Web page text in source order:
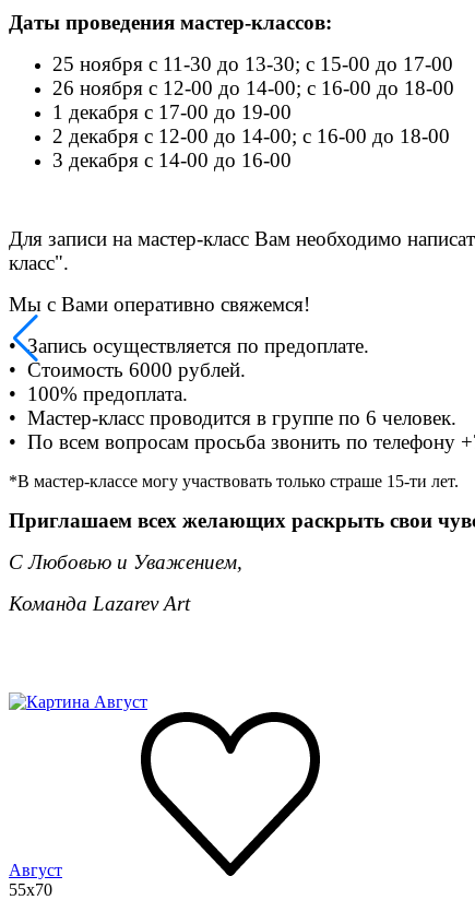
Даты проведения мастер-классов:
25 ноября с 11-30 до 13-30; с 15-00 до 17-00
26 ноября с 12-00 до 14-00; с 16-00 до 18-00
1 декабря с 17-00 до 19-00
2 декабря с 12-00 до 14-00; с 16-00 до 18-00
3 декабря с 14-00 до 16-00
Для записи на мастер-класс Вам необходимо
класс".
Мы с Вами оперативно свяжемся!
• Запись осуществляется по предоплате.
• Стоимость 6000 рублей.
• 100% предоплата.
• Мастер-класс проводится в группе по 6 человек.
• По всем вопросам просьба звонить по телефону
*В мастер-классе могу участвовать только страше 15-ти лет.
Приглашаем всех желающих раскрыть свои
С Любовью и Уважением,
Команда Lazarev Art
Август
55x70